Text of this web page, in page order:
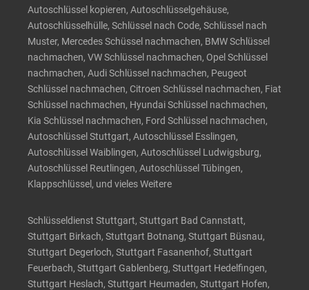
Autoschlüssel kopieren, Autoschlüsselgehäuse,
Autoschlüsselhülle, Schlüssel nach Code, Schlüssel nach
Muster, Mercedes Schüssel nachmachen, BMW Schlüssel
nachmachen, VW Schlüssel nachmachen, Opel Schlüssel
nachmachen, Audi Schlüssel nachmachen, Peugeot
Schlüssel nachmachen, Citroen Schlüssel nachmachen, Fiat
Schlüssel nachmachen, Hyundai Schlüssel nachmachen,
Kia Schlüssel nachmachen, Ford Schlüssel nachmachen,
Autoschlüssel Stuttgart, Autoschlüssel Esslingen,
Autoschlüssel Waiblingen, Autoschlüssel Ludwigsburg,
Autoschlüssel Reutlingen, Autoschlüssel Tübingen,
Klappschlüssel, und vieles Weitere
Schlüsseldienst Stuttgart, Stuttgart Bad Cannstatt,
Stuttgart Birkach, Stuttgart Botnang, Stuttgart Büsnau,
Stuttgart Degerloch, Stuttgart Fasanenhof, Stuttgart
Feuerbach, Stuttgart Gablenberg, Stuttgart Hedelfingen,
Stuttgart Heslach, Stuttgart Heumaden, Stuttgart Hofen,